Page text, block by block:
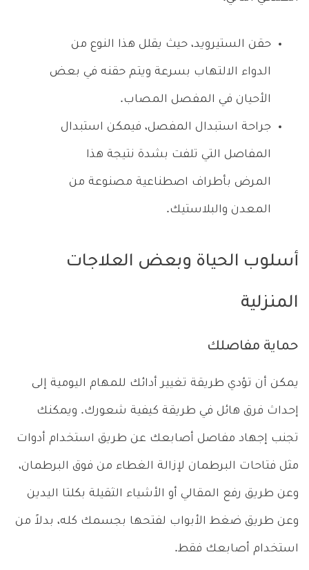
حقن الستيرويد، حيث يقلل هذا النوع من
الدواء الالتهاب بسرعة ويتم حقنه في بعض
الأحيان في المفصل المصاب.
جراحة استبدال المفصل، فيمكن استبدال
المفاصل التي تلفت بشدة نتيجة هذا
المرض بأطراف اصطناعية مصنوعة من
المعدن والبلاستيك.
أسلوب الحياة وبعض العلاجات
المنزلية
حماية مفاصلك
يمكن أن تؤدي طريقة تغيير أدائك للمهام اليومية إلى
إحداث فرق هائل في طريقة كيفية شعورك. ويمكنك
تجنب إجهاد مفاصل أصابعك عن طريق استخدام أدوات
مثل فتاحات البرطمان لإزالة الغطاء من فوق البرطمان،
وعن طريق رفع المقالي أو الأشياء الثقيلة بكلتا اليدين
وعن طريق ضغط الأبواب لفتحها بجسمك كله، بدلاً من
استخدام أصابعك فقط.